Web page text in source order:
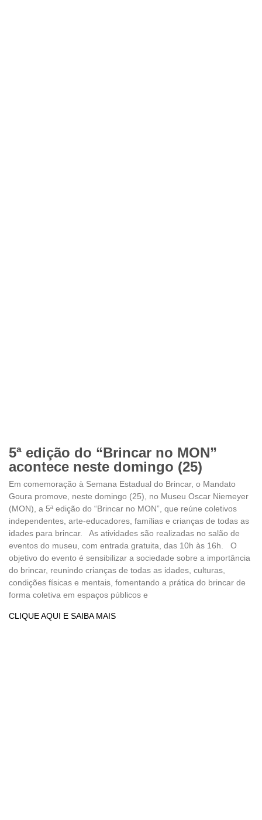
5ª edição do “Brincar no MON”
acontece neste domingo (25)
Em comemoração à Semana Estadual do Brincar, o Mandato
Goura promove, neste domingo (25), no Museu Oscar Niemeyer
(MON), a 5ª edição do “Brincar no MON”, que reúne coletivos
independentes, arte-educadores, famílias e crianças de todas as
idades para brincar. As atividades são realizadas no salão de
eventos do museu, com entrada gratuita, das 10h às 16h. O
objetivo do evento é sensibilizar a sociedade sobre a importância
do brincar, reunindo crianças de todas as idades, culturas,
condições físicas e mentais, fomentando a prática do brincar de
forma coletiva em espaços públicos e
CLIQUE AQUI E SAIBA MAIS